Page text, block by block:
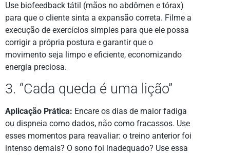
Use biofeedback tátil (mãos no abdômen e tórax)
para que o cliente sinta a expansão correta. Filme a
execução de exercícios simples para que ele possa
corrigir a própria postura e garantir que o
movimento seja limpo e eficiente, economizando
energia preciosa.
3. “Cada queda é uma lição”
Aplicação Prática: Encare os dias de maior fadiga
ou dispneia como dados, não como fracassos. Use
esses momentos para reavaliar: o treino anterior foi
intenso demais? O sono foi inadequado? Use essa